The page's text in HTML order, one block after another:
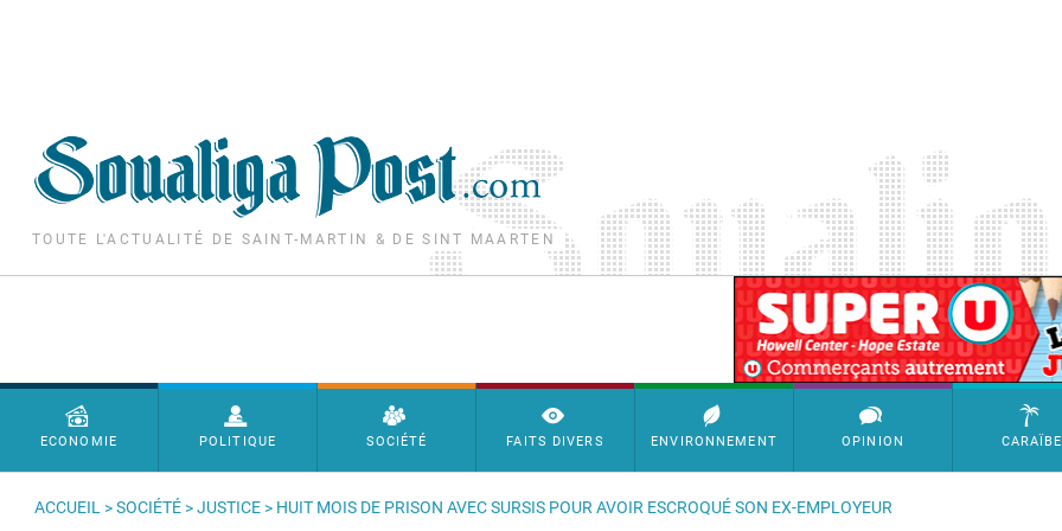
TOUTE L'ACTUALITÉ DE SAINT-MARTIN & DE SINT MAARTEN
SimpleAds Block Bannière
Menu principal
ECONOMIE POLITIQUE SOCIÉTÉ FAITS DIVERS ENVIRONNEMENT OPINION CARAÏBE
ACCUEIL >SOCIÉTÉ >JUSTICE > HUIT MOIS DE PRISON AVEC SURSIS POUR AVOIR ESCROQUÉ SON EX-EMPLOYEUR